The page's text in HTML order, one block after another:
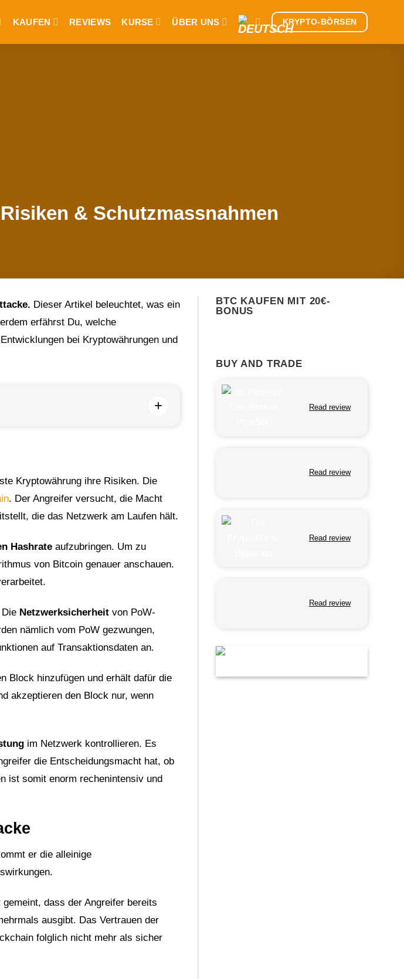
KAUFEN REVIEWS KURSE ÜBER UNS KRYPTO-BÖRSEN
& Schutzmassnahmen
Dieser Artikel beleuchtet, was ein
erfährst Du, welche
bei Kryptowährungen und
+
Kryptowährung ihre Risiken. Die
. Der Angreifer versucht, die Macht
die das Netzwerk am Laufen hält.
Hashrate aufzubringen. Um zu
von Bitcoin genauer anschauen.
Die Netzwerksicherheit von PoW-
nämlich vom PoW gezwungen,
auf Transaktionsdaten an.
Block hinzufügen und erhält dafür die
akzeptieren den Block nur, wenn
im Netzwerk kontrollieren. Es
die Entscheidungsmacht hat, ob
ist somit enorm rechenintensiv und
er die alleinige
dass der Angreifer bereits
ausgibt. Das Vertrauen der
folglich nicht mehr als sicher
BTC KAUFEN MIT 20€-
BONUS
BUY AND TRADE
Read review
Read review
Read review
Read review